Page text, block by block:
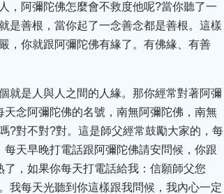
，阿彌陀佛怎麼會不救度他呢?當你聽了一
是善根，當你起了一念善念都是善根。這樣
，你就跟阿彌陀佛有緣了。有佛緣、有善
就是人與人之間的人緣。那你經常對著阿彌
念阿彌陀佛的名號，南無阿彌陀佛，南無
對不對?對。這是師父經常鼓勵大家的，每
天早晚打電話跟阿彌陀佛請安問候，你跟
，如果你每天打電話給我：信願師父您
我每天光聽到你這樣跟我問候，我內心一定